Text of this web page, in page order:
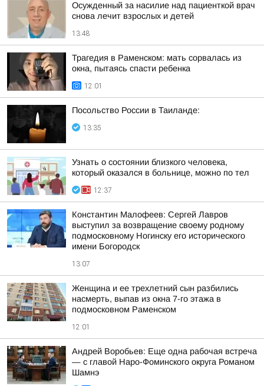
Осужденный за насилие над пациенткой врач
снова лечит взрослых и детей
13:48
Трагедия в Раменском: мать сорвалась из
окна, пытаясь спасти ребенка
12:01
Посольство России в Таиланде:
13:35
Узнать о состоянии близкого человека,
который оказался в больнице, можно по тел
12:37
Константин Малофеев: Сергей Лавров
выступил за возвращение своему родному
подмосковному Ногинску его исторического
имени Богородск
13:07
Женщина и ее трехлетний сын разбились
насмерть, выпав из окна 7-го этажа в
подмосковном Раменском
12:01
Андрей Воробьев: Еще одна рабочая встреча
— с главой Наро-Фоминского округа Романом
Шамнэ